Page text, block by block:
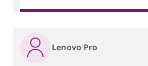
Lenovo Pro